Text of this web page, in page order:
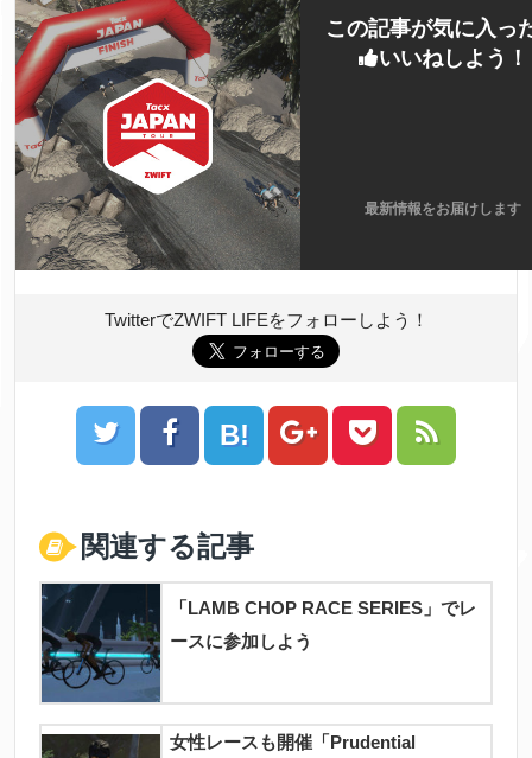
この記事が気に入っ
いいねしよう！
最新情報をお届けします
TwitterでZWIFT LIFEをフォローしよう！
B!
関連する記事
「LAMB CHOP RACE SERIES」でレ
ースに参加しよう
女性レースも開催「Prudential